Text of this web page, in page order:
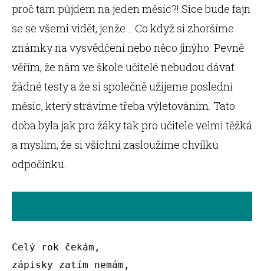
proč tam půjdem na jeden měsíc?! Sice bude fajn
se se všemi vidět, jenže… Co když si zhoršíme
známky na vysvědčení nebo něco jinýho. Pevně
věřím, že nám ve škole učitelé nebudou dávat
žádné testy a že si společně užijeme poslední
měsíc, který strávíme třeba výletováním. Tato
doba byla jak pro žáky tak pro učitele velmi těžká
a myslím, že si všichni zasloužíme chvilku
odpočinku.
Celý rok čekám,
zápisky zatím nemám,